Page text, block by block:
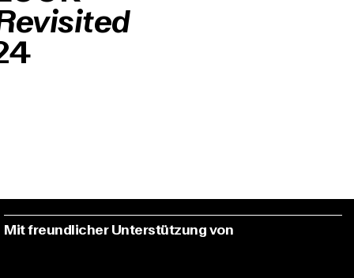
Mit freundlicher Unterstützung von